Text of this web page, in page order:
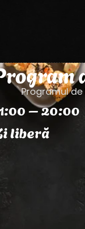
Programul
– 20:00
liberă